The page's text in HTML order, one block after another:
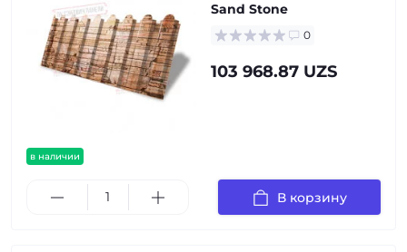
в наличии
Sand Stone
0
103 968.87 UZS
В корзину